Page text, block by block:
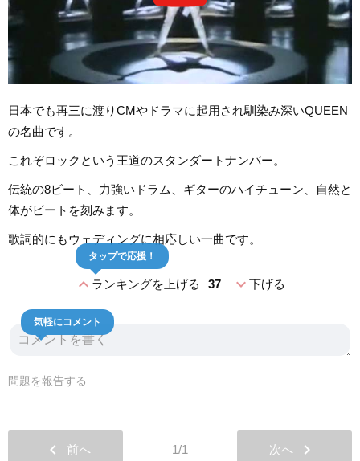
日本でも再三に渡りCMやドラマに起用され馴染み深いQUEEN
の名曲です。
これぞロックという王道のスタンダートナンバー。
伝統の8ビート、力強いドラム、ギターのハイチューン、自然と
体がビートを刻みます。
歌詞的にもウェディングに相応しい一曲です。
expand_lessランキングを上げる 37
タップで応援！
expand_more下げる
気軽にコメント
問題を報告する
chevron_left 前へ 1/1 次へ chevron_right